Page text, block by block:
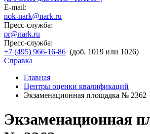
E-mail:
nok-nark@nark.ru
Пресс-служба:
pr@nark.ru
Пресс-служба:
+7 (495) 966-16-86 (доб. 1019 или 1026)
Справка
Главная
Центры оценки квалификаций
Экзаменационная площадка № 2362
Экзаменационная